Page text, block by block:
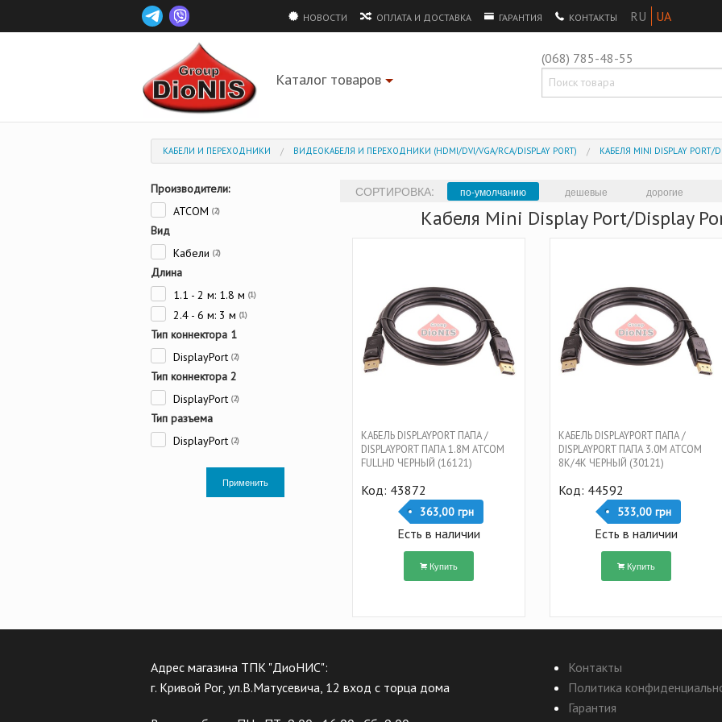
НОВОСТИ ОПЛАТА И ДОСТАВКА ГАРАНТИЯ КОНТАКТЫ
Каталог товаров
(068) 785-48-55
КАБЕЛИ И ПЕРЕХОДНИКИ ВИДЕОКАБЕЛЯ И ПЕРЕХОДНИКИ (HDMI/DVI/VGA/RCA/DISPLAY PORT) КАБЕЛЯ MINI DISPLAY PORT/
Производители:
ATCOM (2)
Вид
Кабели (2)
Длина
1.1 - 2 м: 1.8 м (1)
2.4 - 6 м: 3 м (1)
Тип коннектора 1
DisplayPort (2)
Тип коннектора 2
DisplayPort (2)
Тип разъема
DisplayPort (2)
Применить
СОРТИРОВКА: по-умолчанию дешевые дорогие
Кабеля Mini Display Port/Display
КАБЕЛЬ DISPLAYPORT ПАПА /
DISPLAYPORT ПАПА 1.8M ATCOM
FULLHD ЧЕРНЫЙ (16121)
Код: 43872
363,00 грн
Есть в наличии
Купить
КАБЕЛЬ DISPLAYPORT ПАПА /
DISPLAYPORT ПАПА 3.0M ATCOM
8K/4K ЧЕРНЫЙ (30121)
Код: 44592
533,00 грн
Есть в наличии
Купить
Адрес магазина ТПК "ДиоНИС":
г. Кривой Рог, ул.В.Матусевича, 12 вход с торца дома
Контакты
Политика
Гарантия